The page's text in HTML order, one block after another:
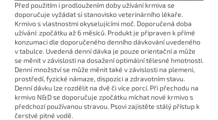
Před použitím i prodloužením doby užívání krmiva se
doporučuje vyžádat si stanovisko veterinárního lékaře.
Krmivo s vlastnostmi okyselujícími moč. Doporučená doba
užívání: zpočátku až 6 měsíců. Produkt je připraven k přímé
konzumaci dle doporučeného denního dávkování uvedeného
v tabulce. Uvedená denní dávka je pouze orientační a může
se měnit v závislosti na dosažení optimální tělesné hmotnosti.
Denní množství se může měnit také v závislosti na plemeni,
prostředí, fyzické námaze, dispozici a zdravotním stavu.
Denní dávku lze rozdělit na dvě či více porcí. Při přechodu na
krmivo N&D se doporučuje zpočátku míchat nové krmivo s
předchozí používanou stravou. Psovi zajistěte stálý přístup k
čerstvé pitné vodě.